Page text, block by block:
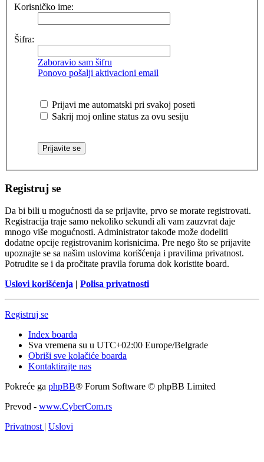
Korisničko ime:
Šifra:
Zaboravio sam šifru
Ponovo pošalji aktivacioni email
Prijavi me automatski pri svakoj poseti
Sakrij moj online status za ovu sesiju
Registruj se
Da bi bili u mogućnosti da se prijavite, prvo se morate registrovati.
Registracija traje samo nekoliko sekundi ali vam zauzvrat daje
mnogo više mogućnosti. Administrator takođe može dodeliti
dodatne opcije registrovanim korisnicima. Pre nego što se prijavite
upoznajte se sa našim uslovima korišćenja i pravilima privatnost.
Potrudite se i da pročitate pravila foruma dok koristite board.
Uslovi korišćenja | Polisa privatnosti
Registruj se
Index boarda
Sva vremena su u UTC+02:00 Europe/Belgrade
Obriši sve kolačiće boarda
Kontaktirajte nas
Pokreće ga phpBB® Forum Software © phpBB Limited
Prevod - www.CyberCom.rs
Privatnost | Uslovi